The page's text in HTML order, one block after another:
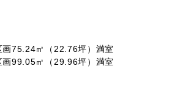
画75.24㎡（22.76坪）満室
画99.05㎡（29.96坪）満室